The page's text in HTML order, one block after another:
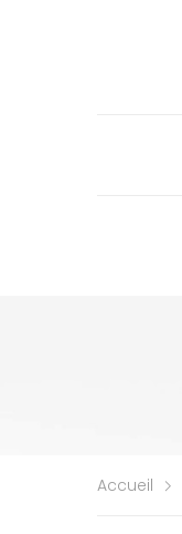
Accueil